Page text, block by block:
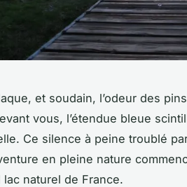
et soudain, l’odeur des
vous, l’étendue bleue
Ce silence à peine troublé
en pleine nature
naturel de France.